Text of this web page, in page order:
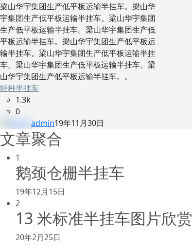
梁山华宇集团生产低平板运输半挂车。梁山华
宇集团生产低平板运输半挂车。梁山华宇集团
生产低平板运输半挂车。梁山华宇集团生产低
平板运输半挂车。梁山华宇集团生产低平板运
输半挂车。梁山华宇集团生产低平板运输半挂
车。梁山华宇集团生产低平板运输半挂车。梁
山华宇集团生产低平板运输半挂车。。
特种半挂车
1.3k
0
admin19年11月30日
文章聚合
1
鹅颈仓栅半挂车
19年12月15日
2
13 米标准半挂车图片欣赏
20年2月25日